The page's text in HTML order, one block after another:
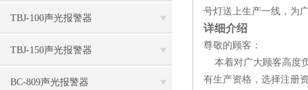
TBJ-100声光报警器
TBJ-150声光报警器
BC-809声光报警器
号灯送上生产一线，为
详细介绍
尊敬的顾客：
本着对广大顾客高度
有生产资格，选择注册